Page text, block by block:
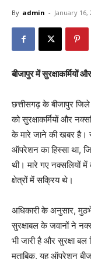
By admin - January 16,
बीजापुर में
छत्तीसगढ़ के बीजापुर
को सुरक्षाकर्मियों और
के मारे जाने की खबर है।
ऑपरेशन का हिस्सा था,
थी। मारे गए नक्सलियों
क्षेत्रों में सक्रिय थे।
अधिकारी के अनुसार,
सुरक्षाबल के जवानों ने
भी जारी है और सुरक्षा बल
मुताबिक, यह ऑपरेशन